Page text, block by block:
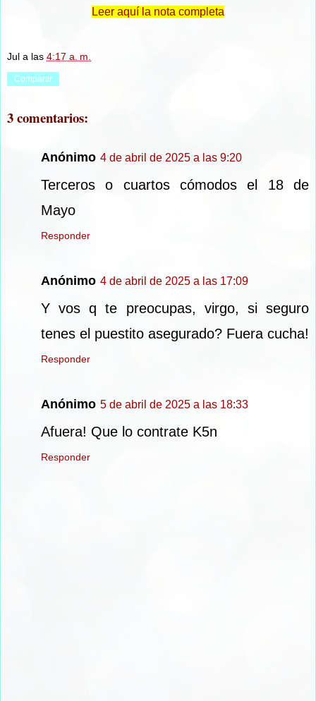
Leer aquí la nota completa
Jul a las 4:17 a. m.
Compartir
3 comentarios:
Anónimo 4 de abril de 2025 a las 9:20
Terceros o cuartos cómodos el 18 de
Mayo
Responder
Anónimo 4 de abril de 2025 a las 17:09
Y vos q te preocupas, virgo, si seguro
tenes el puestito asegurado? Fuera cucha!
Responder
Anónimo 5 de abril de 2025 a las 18:33
Afuera! Que lo contrate K5n
Responder